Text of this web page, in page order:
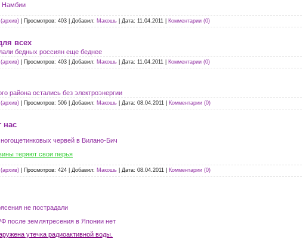
Намбии
Просмотров: 403 Добавил: Макошь Дата: 11.04.2011 Комментарии (0)
всех
бедных россиян еще беднее
Просмотров: 403 Добавил: Макошь Дата: 11.04.2011 Комментарии (0)
района остались без электроэнергии
Просмотров: 506 Добавил: Макошь Дата: 08.04.2011 Комментарии (0)
нас
червей в Вилано-Бич
теряют свои перья
Просмотров: 424 Добавил: Макошь Дата: 08.04.2011 Комментарии (0)
не пострадали
после землятресения в Японии нет
утечка радиоактивной воды.